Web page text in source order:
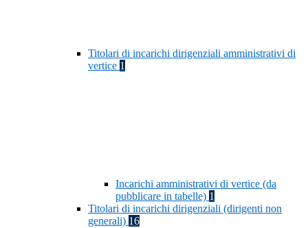
Titolari di incarichi dirigenziali amministrativi di
vertice 1
Incarichi amministrativi di vertice (da
pubblicare in tabelle) 1
Titolari di incarichi dirigenziali (dirigenti non
generali) 16